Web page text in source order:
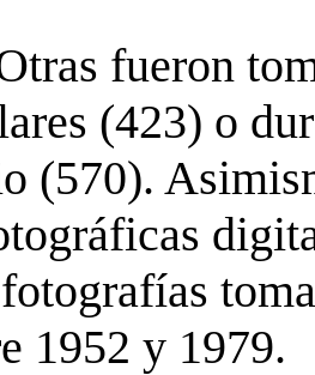
fueron
(423) o
(570).
1952 y 1979.